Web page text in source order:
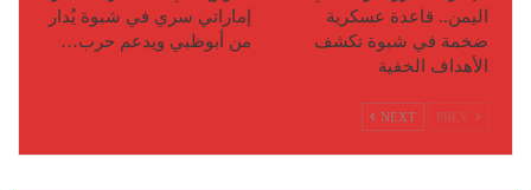
اليمن.. قاعدة عسكرية
ضخمة في شبوة تكشف
الأهداف الخفية
إماراتي سري في شبوة يُدار
من أبوظبي ويدعم حرب…
NEXT